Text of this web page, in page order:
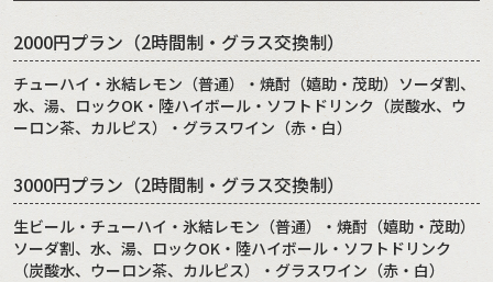
2000円プラン（2時間制・グラス交換制）
チューハイ・氷結レモン（普通）・焼酎（嬉助・茂助）ソーダ割、
水、湯、ロックOK・陸ハイボール・ソフトドリンク（炭酸水、ウ
ーロン茶、カルピス）・グラスワイン（赤・白）
3000円プラン（2時間制・グラス交換制）
生ビール・チューハイ・氷結レモン（普通）・焼酎（嬉助・茂助）
ソーダ割、水、湯、ロックOK・陸ハイボール・ソフトドリンク
（炭酸水、ウーロン茶、カルピス）・グラスワイン（赤・白）